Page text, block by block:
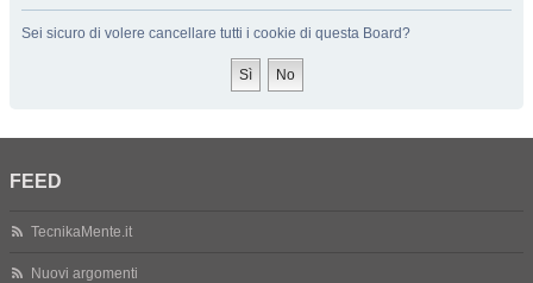
Sei sicuro di volere cancellare tutti i cookie di questa Board?
FEED
TecnikaMente.it
Nuovi argomenti